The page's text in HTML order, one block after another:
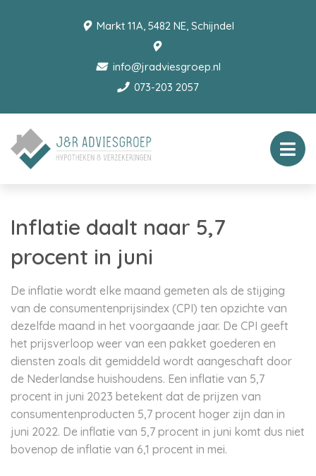
Markt 11A, 5482 NE, Schijndel
info@jradviesgroep.nl
073-203 2057
Inflatie daalt naar 5,7
procent in juni
De inflatie wordt elke maand gemeten als de stijging
van de consumentenprijsindex (CPI) ten opzichte van
dezelfde maand in het voorgaande jaar. De CPI geeft
het prijsverloop weer van een pakket goederen en
diensten zoals dit gemiddeld wordt aangeschaft door
de Nederlandse huishoudens. Een inflatie van 5,7
procent in juni 2023 betekent dat de prijzen van
consumentenproducten 5,7 procent hoger zijn dan in
juni 2022. De inflatie van 5,7 procent in juni komt dus niet
bovenop de inflatie van 6,1 procent in mei.